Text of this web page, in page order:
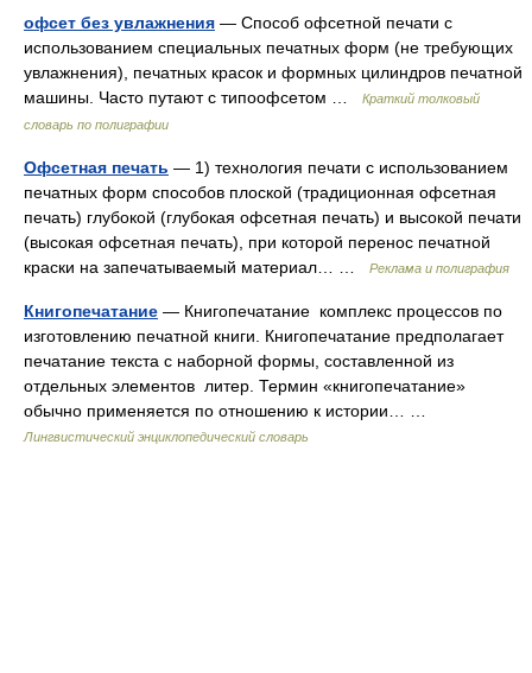
офсет без увлажнения — Способ офсетной печати с
использованием специальных печатных форм (не требующих
увлажнения), печатных красок и формных цилиндров печатной
машины. Часто путают с типоофсетом …
Краткий толковый
словарь по полиграфии
Офсетная печать — 1) технология печати с использованием
печатных форм способов плоской (традиционная офсетная
печать) глубокой (глубокая офсетная печать) и высокой печати
(высокая офсетная печать), при которой перенос печатной
краски на запечатываемый материал… …
Реклама и полиграфия
Книгопечатание — Книгопечатание комплекс процессов по
изготовлению печатной книги. Книгопечатание предполагает
печатание текста с наборной формы, составленной из
отдельных элементов литер. Термин «книгопечатание»
обычно применяется по отношению к истории… …
Лингвистический энциклопедический словарь